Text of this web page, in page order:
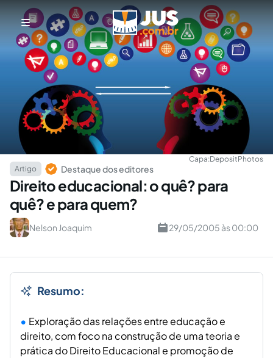
Capa:DepositPhotos
Artigo
Destaque dos editores
Direito educacional: o quê? para
quê? e para quem?
Nelson Joaquim 29/05/2005 às 00:00
Resumo:
Exploração das relações entre educação e
direito, com foco na construção de uma teoria e
prática do Direito Educacional e promoção de